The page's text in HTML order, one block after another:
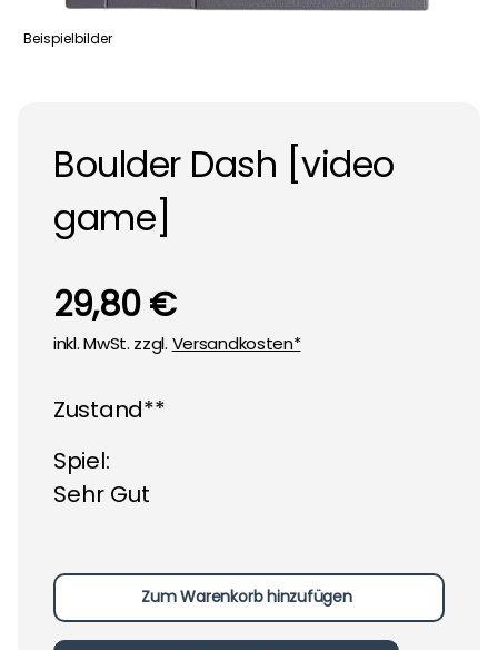
Beispielbilder
Boulder Dash [video
game]
29,80 €
inkl. MwSt. zzgl. Versandkosten*
Zustand**
Spiel:
Sehr Gut
Zum Warenkorb hinzufügen